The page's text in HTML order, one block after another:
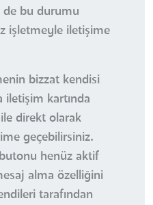
de bu durumu
işletmeyle iletişime
bizzat kendisi
iletişim kartında
direkt olarak
geçebilirsiniz.
henüz aktif
alma özelliğini
tarafından